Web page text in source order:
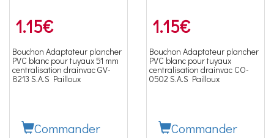
1.15€
Bouchon Adaptateur plancher
PVC blanc pour tuyaux 51 mm
centralisation drainvac GV-
8213 S.A.S Pailloux
Commander
1.15€
Bouchon Adaptateur plancher
PVC blanc pour tuyaux
centralisation drainvac CO-
0502 S.A.S Pailloux
Commander